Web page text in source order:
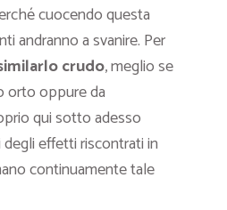
cuocendo questa
andranno a svanire. Per
crudo, meglio se
orto oppure da
qui sotto adesso
effetti riscontrati in
continuamente tale